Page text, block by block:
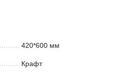
420*600 мм
Крафт